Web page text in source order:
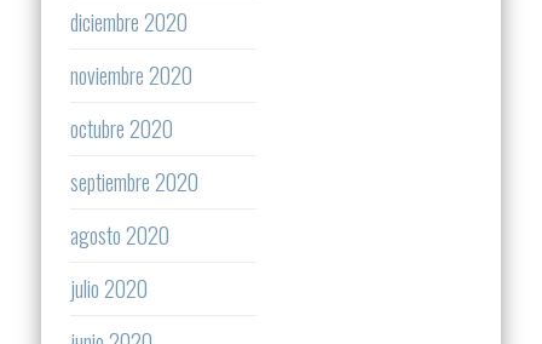
diciembre 2020
noviembre 2020
octubre 2020
septiembre 2020
agosto 2020
julio 2020